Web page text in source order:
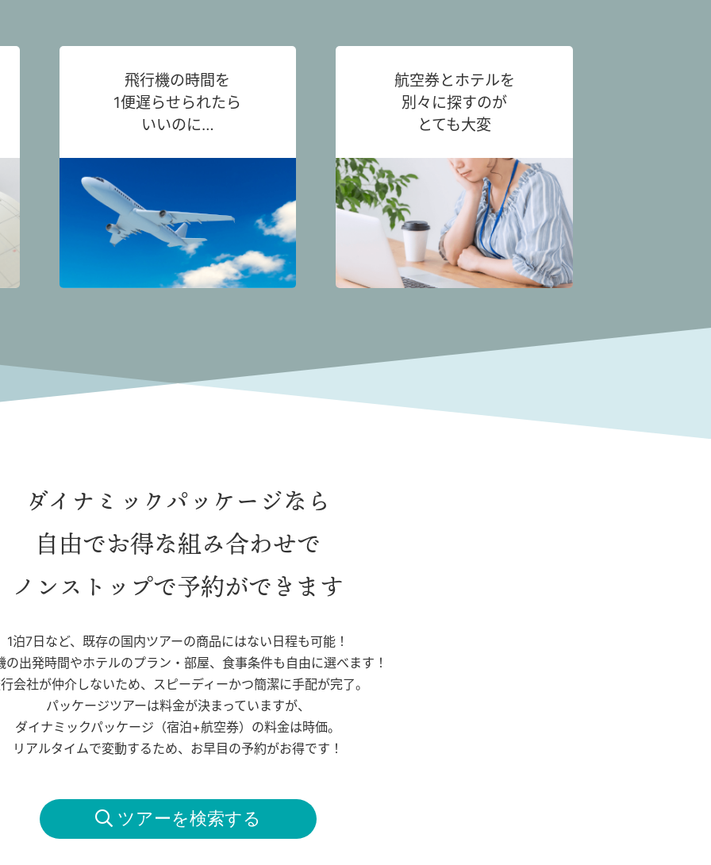
飛行機の時間を
1便遅らせられたら
いいのに…
航空券とホテルを
別々に探すのが
とても大変
ダイナミックパッケージなら
自由でお得な組み合わせで
ノンストップで予約ができます
1泊7日など、既存の国内ツアーの商品にはない日程も可能！
の出発時間やホテルのプラン・部屋、食事条件も自由に選べます！
会社が仲介しないため、スピーディーかつ簡潔に手配が完了。
パッケージツアーは料金が決まっていますが、
ダイナミックパッケージ（宿泊+航空券）の料金は時価。
リアルタイムで変動するため、お早目の予約がお得です！
 ツアーを検索する